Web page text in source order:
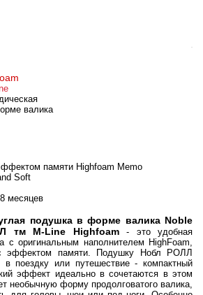
валика
памяти Highfoam Memo
Soft
месяцев
подушка в форме валика Noble
тм M-Line Highfoam- это удобная
с оригинальным наполнителем HighFoam,
эффектом памяти. Подушку Нобл РОЛЛ
поездку или путешествие - компактный
эффект идеально в сочетаются в этом
необычную форму продолговатого валика,